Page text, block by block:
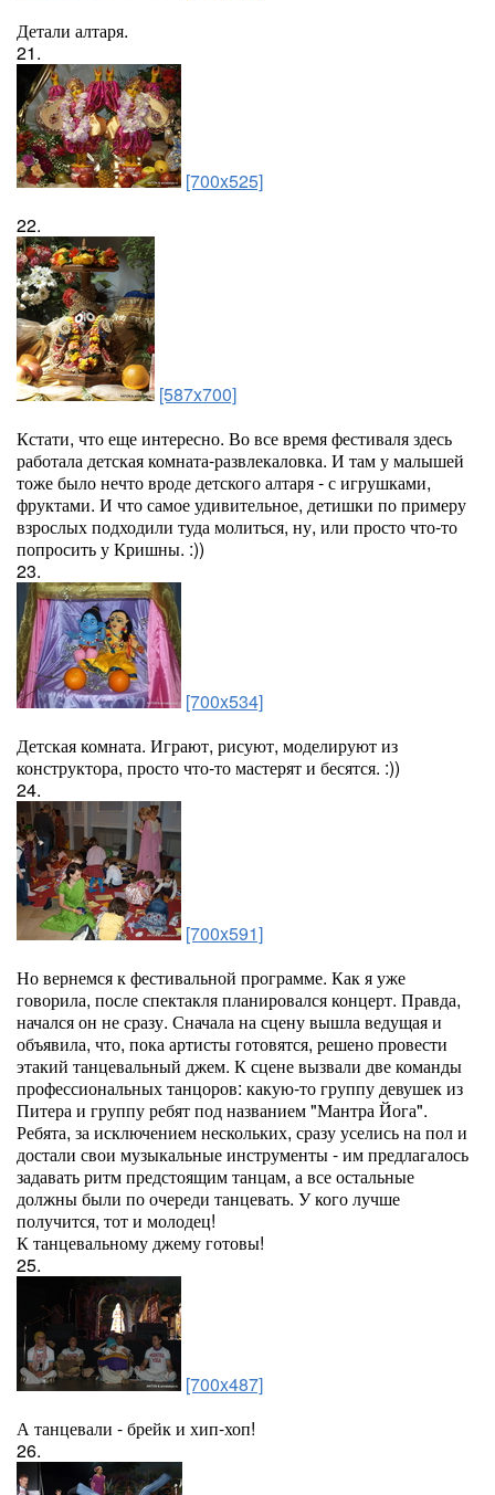
Детали алтаря.
21.
[700x525]
22.
[587x700]
Кстати, что еще интересно. Во все время фестиваля здесь
работала детская комната-развлекаловка. И там у малышей
тоже было нечто вроде детского алтаря - с игрушками,
фруктами. И что самое удивительное, детишки по примеру
взрослых подходили туда молиться, ну, или просто что-то
попросить у Кришны. :))
23.
[700x534]
Детская комната. Играют, рисуют, моделируют из
конструктора, просто что-то мастерят и бесятся. :))
24.
[700x591]
Но вернемся к фестивальной программе. Как я уже
говорила, после спектакля планировался концерт. Правда,
начался он не сразу. Сначала на сцену вышла ведущая и
объявила, что, пока артисты готовятся, решено провести
этакий танцевальный джем. К сцене вызвали две команды
профессиональных танцоров: какую-то группу девушек из
Питера и группу ребят под названием "Мантра Йога".
Ребята, за исключением нескольких, сразу уселись на пол и
достали свои музыкальные инструменты - им предлагалось
задавать ритм предстоящим танцам, а все остальные
должны были по очереди танцевать. У кого лучше
получится, тот и молодец!
К танцевальному джему готовы!
25.
[700x487]
А танцевали - брейк и хип-хоп!
26.